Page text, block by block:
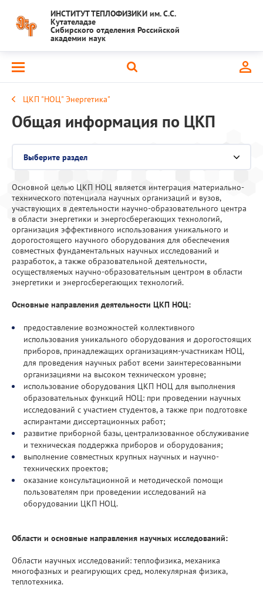
ИНСТИТУТ ТЕПЛОФИЗИКИ им. С.С.
Кутателадзе
Сибирского отделения Российской
академии наук
ЦКП "НОЦ" Энергетика"
Общая информация по ЦКП
Национальный проект "Наука и университеты"
Крупный научный проект
Важнейшие результаты
Фундаментальные исследования
Уникальные стенды и установки
ЦКП "Теплофизика и энергетика"
Международное сотрудничество
Полезные ссылки
Выберите раздел
Основной целью ЦКП НОЦ является интеграция материально-
технического потенциала научных организаций и вузов,
участвующих в деятельности научно-образовательного центра
в области энергетики и энергосберегающих технологий,
организация эффективного использования уникального и
дорогостоящего научного оборудования для обеспечения
совместных фундаментальных научных исследований и
разработок, а также образовательной деятельности,
осуществляемых научно-образовательным центром в области
энергетики и энергосберегающих технологий.
Основные направления деятельности ЦКП НОЦ:
предоставление возможностей коллективного
использования уникального оборудования и дорогостоящих
приборов, принадлежащих организациям-участникам НОЦ,
для проведения научных работ всеми заинтересованными
организациями на высоком техническом уровне;
использование оборудования ЦКП НОЦ для выполнения
образовательных функций НОЦ: при проведении научных
исследований с участием студентов, а также при подготовке
аспирантами диссертационных работ;
развитие приборной базы, централизованное обслуживание
и техническая поддержка приборов и оборудования;
выполнение совместных крупных научных и научно-
технических проектов;
оказание консультационной и методической помощи
пользователям при проведении исследований на
оборудовании ЦКП НОЦ.
Области и основные направления научных исследований:
Области научных исследований: теплофизика, механика
многофазных и реагирующих сред, молекулярная физика,
теплотехника.